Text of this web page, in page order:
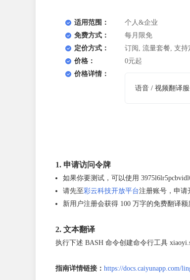
适用范围：
个人&企业
免费方式：
每月限免
定价方式：
订阅, 流量套餐, 支持
价格：
0元起
价格详情：
语音 / 视频翻译
1. 申请访问令牌
如果你要测试，可以使用
请先至彩云科技开放平台注册账号，申请
新用户注册会获得 100 万字的免费翻译
2. 文本翻译
执行下述 BASH 命令创建命令行工具
指南详情链接： https://docs.caiyunapp.com/